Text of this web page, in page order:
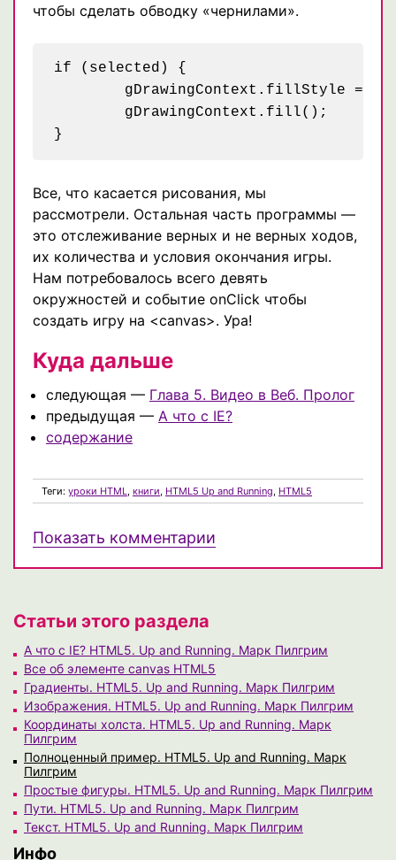
чтобы сделать обводку «чернилами».
if (selected) {
Все, что касается рисования, мы
рассмотрели. Остальная часть программы —
это отслеживание верных и не верных ходов,
их количества и условия окончания игры.
Нам потребовалось всего девять
окружностей и событие onClick чтобы
создать игру на <canvas>. Ура!
Куда дальше
следующая — Глава 5. Видео в Веб. Пролог
предыдущая — А что с IE?
содержание
Теги: уроки HTML, книги, HTML5 Up and Running, HTML5
Показать комментарии
Статьи этого раздела
А что с IE? HTML5. Up and Running. Марк Пилгрим
Все об элементе canvas HTML5
Градиенты. HTML5. Up and Running. Марк Пилгрим
Изображения. HTML5. Up and Running. Марк Пилгрим
Координаты холста. HTML5. Up and Running. Марк
Пилгрим
Полноценный пример. HTML5. Up and Running. Марк
Пилгрим
Простые фигуры. HTML5. Up and Running. Марк Пилгрим
Пути. HTML5. Up and Running. Марк Пилгрим
Текст. HTML5. Up and Running. Марк Пилгрим
Инфо